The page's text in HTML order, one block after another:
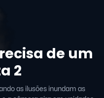
de um
2
as ilusões inundam as